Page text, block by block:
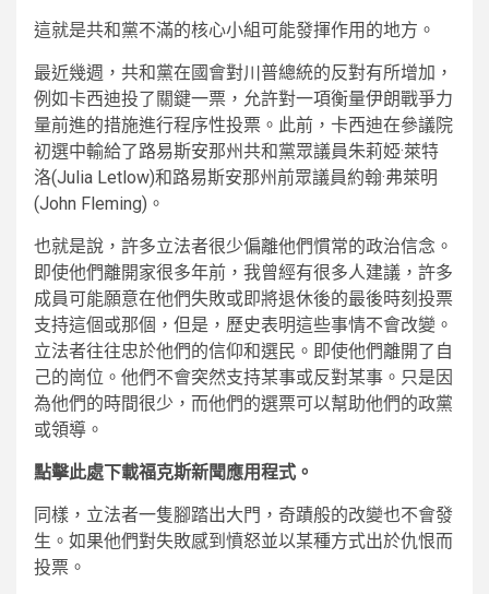
這就是共和黨不滿的核心小組可能發揮作用的地方。
最近幾週，共和黨在國會對川普總統的反對有所增加，
例如卡西迪投了關鍵一票，允許對一項衡量伊朗戰爭力
量前進的措施進行程序性投票。此前，卡西迪在參議院
初選中輸給了路易斯安那州共和黨眾議員朱莉婭·萊特
洛(Julia Letlow)和路易斯安那州前眾議員約翰·弗萊明
(John Fleming)。
也就是說，許多立法者很少偏離他們慣常的政治信念。
即使他們離開家很多年前，我曾經有很多人建議，許多
成員可能願意在他們失敗或即將退休後的最後時刻投票
支持這個或那個，但是，歷史表明這些事情不會改變。
立法者往往忠於他們的信仰和選民。即使他們離開了自
己的崗位。他們不會突然支持某事或反對某事。只是因
為他們的時間很少，而他們的選票可以幫助他們的政黨
或領導。
點擊此處下載福克斯新聞應用程式。
同樣，立法者一隻腳踏出大門，奇蹟般的改變也不會發
生。如果他們對失敗感到憤怒並以某種方式出於仇恨而
投票。